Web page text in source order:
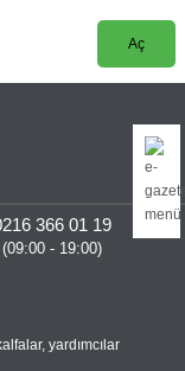
Aç
366 01 19
(09:00 - 19:00)
yardımcılar